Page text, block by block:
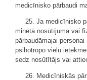
medicīnisko pārbaudi
25. Ja medicīnisko
minētā nosūtījuma vai
pārbaudāmajai
psihotropo vielu
sedz nosūtītājs vai
26. Medicīniskās